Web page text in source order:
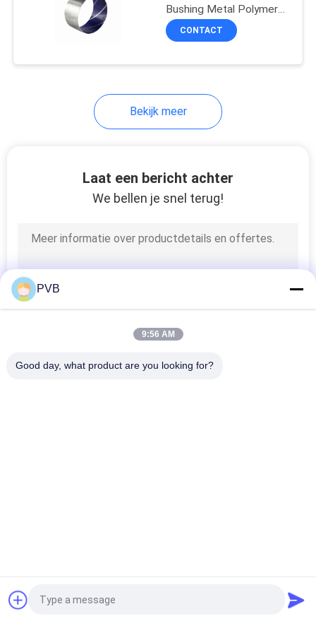
Bushing Metal Polymer
Composite Sleeve
Bearings
CONTACT
Bekijk meer
Laat een bericht achter
We bellen je snel terug!
Bronsslijtage
Vraag een offerte aan
PVB
9:56 AM
Good day, what product are you looking for?